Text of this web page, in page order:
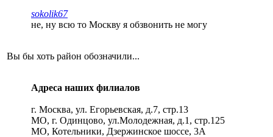
sokolik67
не, ну всю то Москву я обзвонить не могу
Вы бы хоть район обозначили...
Адреса наших филиалов
г. Москва, ул. Егорьевская, д.7, стр.13
МО, г. Одинцово, ул.Молодежная, д.1, стр.125
МО, Котельники, Дзержинское шоссе, 3А